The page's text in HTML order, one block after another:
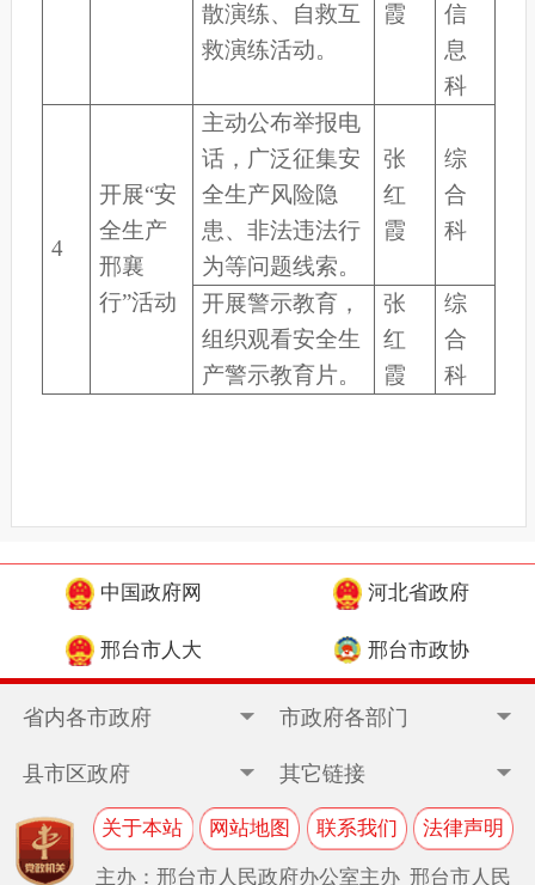
散演练、自救互
救演练活动。
霞
信
息
科
4
开展“安
全生产
邢襄
行”活动
主动公布举报电
话，广泛征集安
全生产风险隐
患、非法违法行
为等问题线索。
张
红
霞
综
合
科
开展警示教育，
组织观看安全生
产警示教育片。
张
红
霞
综
合
科
中国政府网 河北省政府
邢台市人大 邢台市政协
省内各市政府 市政府各部门
县市区政府 其它链接
关于本站 网站地图 联系我们 法律声明
主办：邢台市人民政府办公室主办 邢台市人民